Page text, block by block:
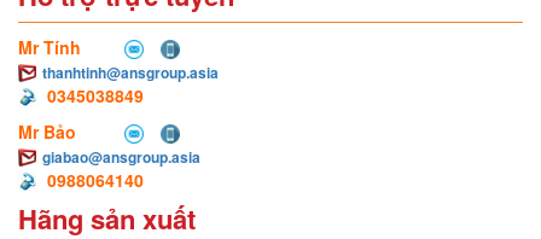
Mr Tính
thanhtinh@ansgroup.asia
0345038849
Mr Bảo
giabao@ansgroup.asia
0988064140
Hãng sản xuất